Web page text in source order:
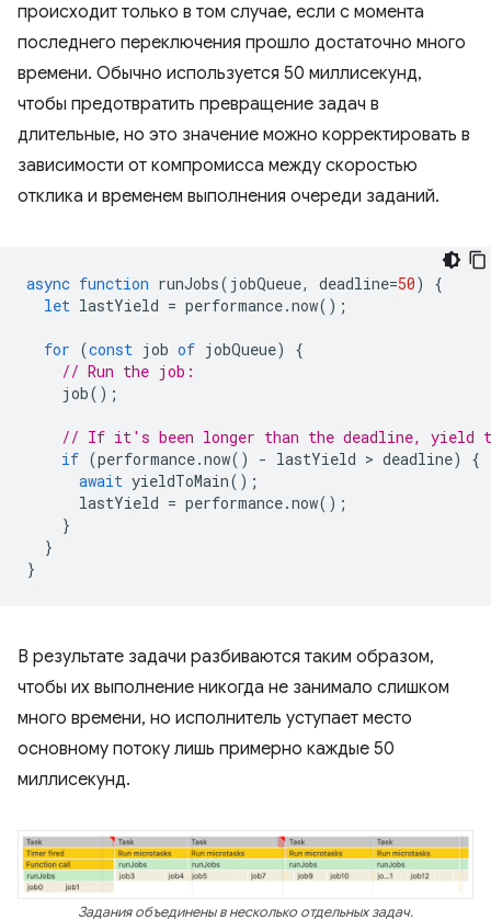
происходит только в том случае, если с момента
последнего переключения прошло достаточно много
времени. Обычно используется 50 миллисекунд,
чтобы предотвратить превращение задач в
длительные, но это значение можно корректировать в
зависимости от компромисса между скоростью
отклика и временем выполнения очереди заданий.
async function runJobs( jobQueue, deadline=50)
{
let lastYield = performance.now();
for (const job of jobQueue)
{
// Run the job:
job();
// If it's been longer than the deadline, yield
if (performance.now() - lastYield > deadline)
{
await yieldToMain();
lastYield = performance.now();
}
}
}
В результате задачи разбиваются таким образом,
чтобы их выполнение никогда не занимало слишком
много времени, но исполнитель уступает место
основному потоку лишь примерно каждые 50
миллисекунд.
Задания объединены в несколько отдельных задач.